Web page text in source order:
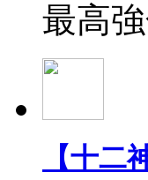
最高
【十二